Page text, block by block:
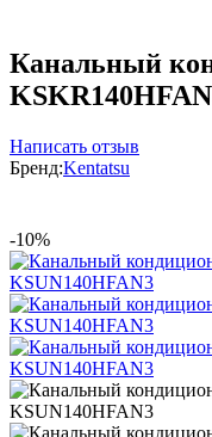
Канальный
Написать отзыв
Бренд:Kentatsu
-10%